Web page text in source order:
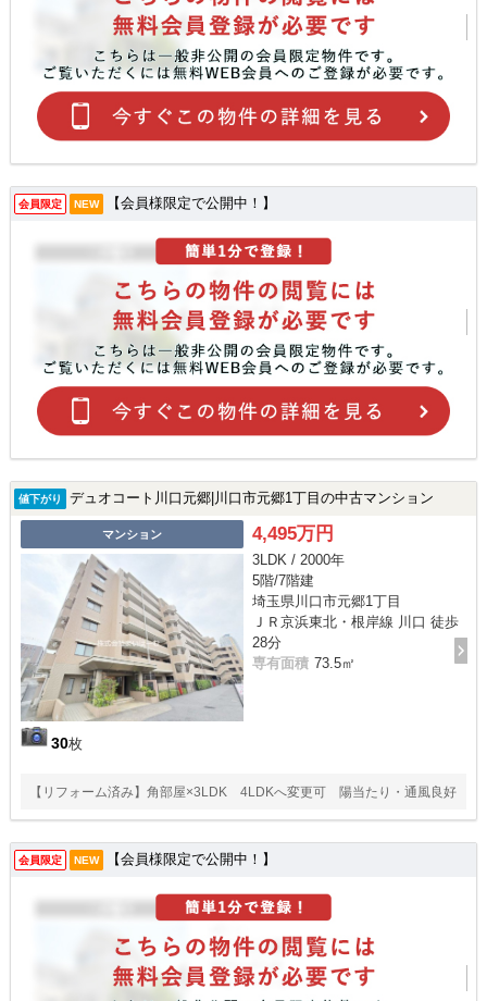
会員限定 NEW 【会員様限定で公開中！】
値下がり デュオコート川口元郷|川口市元郷1丁目の中古マンション
マンション
30枚
4,495万円
3LDK / 2000年
5階/7階建
埼玉県川口市元郷1丁目
ＪＲ京浜東北・根岸線 川口 徒歩
28分
専有面積 73.5㎡
【リフォーム済み】角部屋×3LDK 4LDKへ変更可 陽当たり・通風良好
会員限定 NEW 【会員様限定で公開中！】